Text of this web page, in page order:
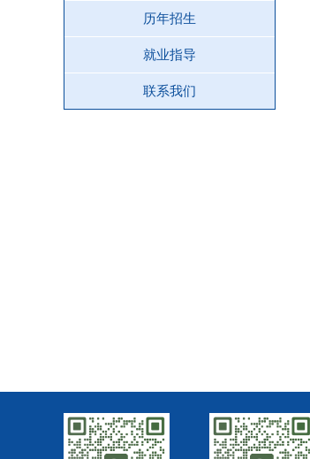
历年招生
就业指导
联系我们